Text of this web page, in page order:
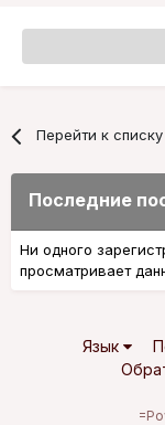
Перейти к
Последние
Ни одного
просматривает
Язык
=